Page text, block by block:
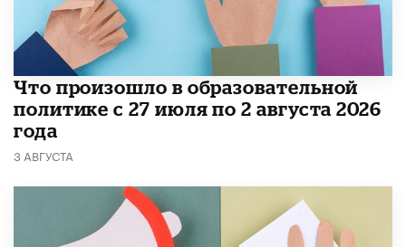
​Что произошло в образовательной
политике с 27 июля по 2 августа 2026
года
3 АВГУСТА